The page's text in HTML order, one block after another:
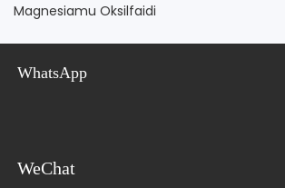
Magnesiamu Oksilfaidi
WhatsApp
WeChat